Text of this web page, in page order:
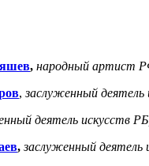
, народный артист
,заслуженный
деятель искусств
, заслуженный